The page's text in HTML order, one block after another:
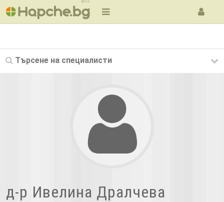
BETA
Търсене на специалисти
д-р Ивелина Дралчева